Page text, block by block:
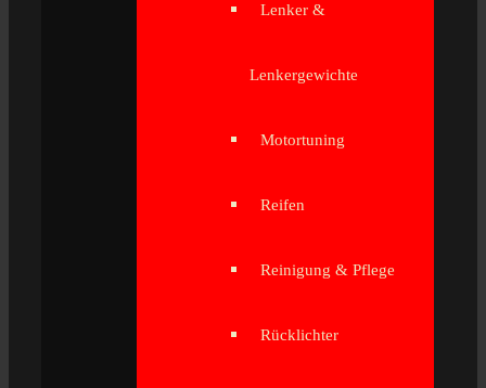
Lenker &
Lenkergewichte
Motortuning
Reifen
Reinigung & Pflege
Rücklichter